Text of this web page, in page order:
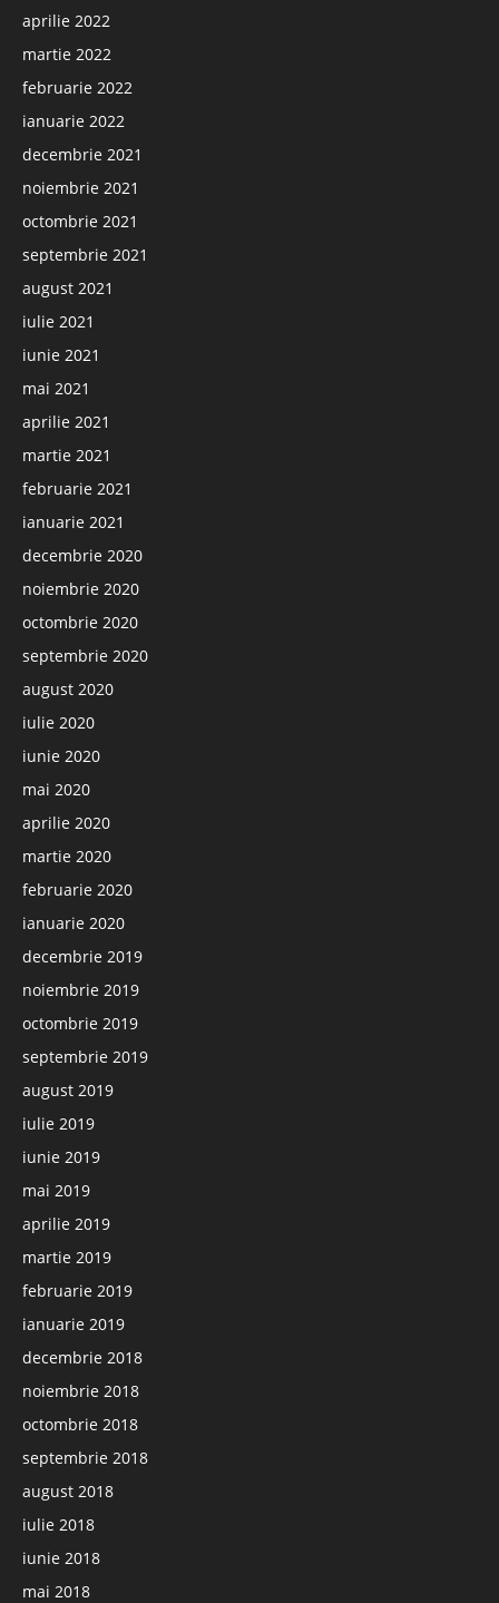
aprilie 2022
martie 2022
februarie 2022
ianuarie 2022
decembrie 2021
noiembrie 2021
octombrie 2021
septembrie 2021
august 2021
iulie 2021
iunie 2021
mai 2021
aprilie 2021
martie 2021
februarie 2021
ianuarie 2021
decembrie 2020
noiembrie 2020
octombrie 2020
septembrie 2020
august 2020
iulie 2020
iunie 2020
mai 2020
aprilie 2020
martie 2020
februarie 2020
ianuarie 2020
decembrie 2019
noiembrie 2019
octombrie 2019
septembrie 2019
august 2019
iulie 2019
iunie 2019
mai 2019
aprilie 2019
martie 2019
februarie 2019
ianuarie 2019
decembrie 2018
noiembrie 2018
octombrie 2018
septembrie 2018
august 2018
iulie 2018
iunie 2018
mai 2018